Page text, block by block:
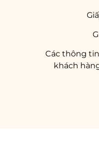
Các thông
khách